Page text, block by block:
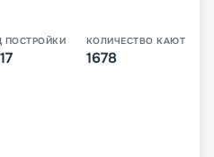
ПОСТРОЙКИ КОЛИЧЕСТВО КАЮТ
1678